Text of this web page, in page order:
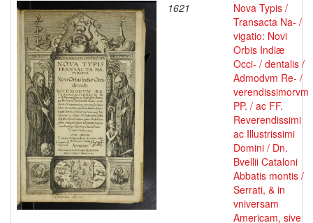
1621
Nova Typis /
Transacta Na- /
vigatio: Novi
Orbis Indiæ
Occi- / dentalis /
Admodvm Re- /
verendissimorvm
PP. / ac FF.
Reverendissimi
ac Illustrissimi
Domini / Dn.
Bvellii Cataloni
Abbatis montis /
Serrati, & in
vniversam
Americam, sive